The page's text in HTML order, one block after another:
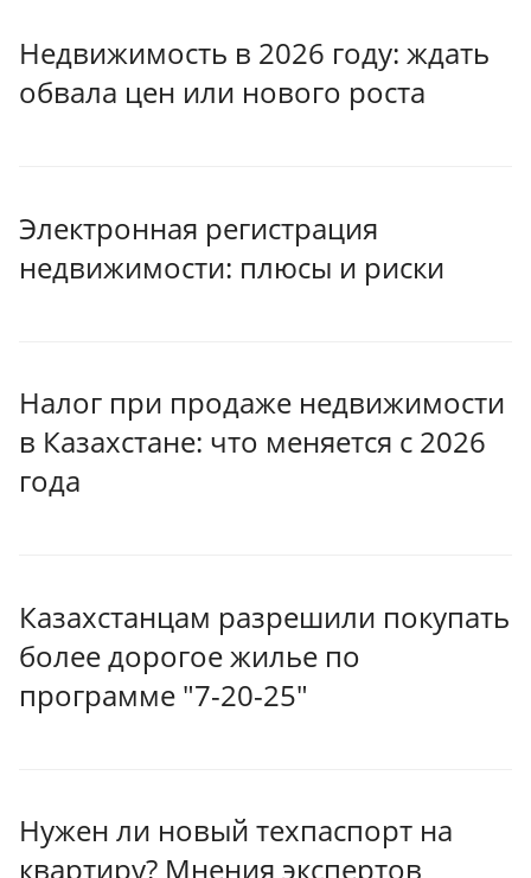
Недвижимость в 2026 году: ждать
обвала цен или нового роста
Электронная регистрация
недвижимости: плюсы и риски
Налог при продаже недвижимости
в Казахстане: что меняется с 2026
года
Казахстанцам разрешили покупать
более дорогое жилье по
программе "7-20-25"
Нужен ли новый техпаспорт на
квартиру? Мнения экспертов